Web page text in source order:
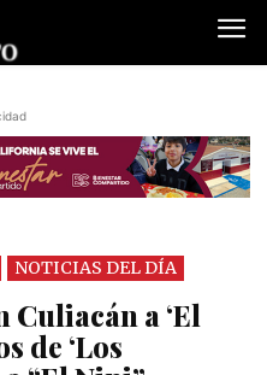
NOTICIAS DEL DÍA
Culiacán a ‘El
de ‘Los